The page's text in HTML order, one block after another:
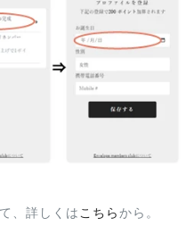
、詳しくはこちらから。